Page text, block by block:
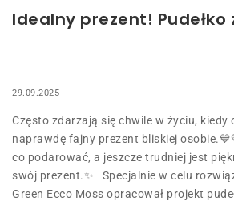
Idealny prezent! Pudełko
29.09.2025
Często zdarzają się chwile w życiu, kiedy
naprawdę fajny prezent bliskiej
co podarować, a jeszcze trudniej jest
swój prezent.✨ Specjalnie w celu
Green Ecco Moss opracował projekt